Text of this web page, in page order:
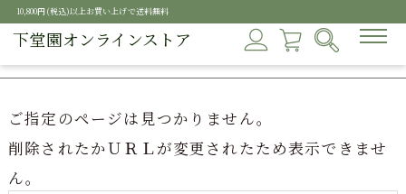
下堂園オンラインストア
10,800円(税込)以上お買い上げで送料無料
ご指定のページは見つかりません。
削除されたかＵＲＬが変更されたため表示できませ
ん。